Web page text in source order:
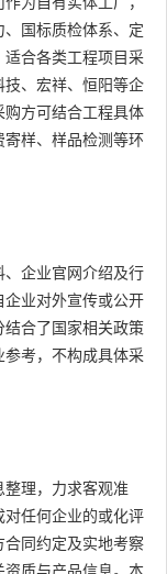
国标质检体系、定
合各类工程项目采
、宏祥、恒阳等企
方可结合工程具体
样、样品检测等环
企业官网介绍及行
业对外宣传或公开
合了国家相关政策
考，不构成具体采
理，力求客观准
任何企业的或化评
同约定及实地考察
质与产品信息。本